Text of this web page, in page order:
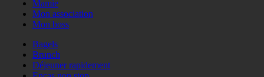
Mamie
Mon association
Mon boss
Bagels
Brunch
Déjeuner rapidement